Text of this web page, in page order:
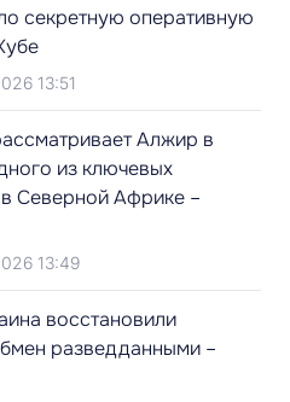
секретную оперативную
13:51
Алжир в
из ключевых
Северной Африке –
13:49
восстановили
разведданными –